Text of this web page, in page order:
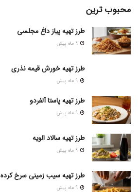
محبوب ترین
طرز تهیه پیاز داغ مجلسی
طرز تهیه خورش قیمه نذری
طرز تهیه پاستا آلفردو
طرز تهیه سالاد الویه
طرز تهیه سیب زمینی سرخ کرده